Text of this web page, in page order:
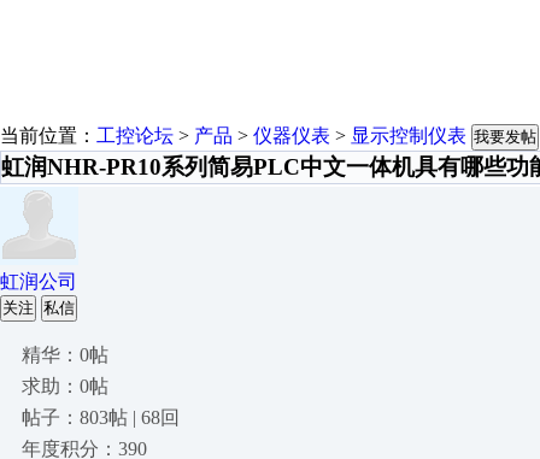
当前位置： 工控论坛 > 产品 > 仪器仪表 > 显示控制仪表 我要发帖
虹润NHR-PR10系列简易PLC中文一体机具有哪些功
虹润公司
关注 私信
精华：0帖
求助：0帖
帖子：803帖 | 68回
年度积分：390